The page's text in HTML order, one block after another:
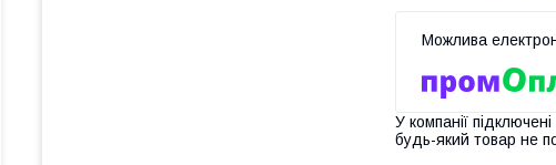
У компанії
будь-який товар не